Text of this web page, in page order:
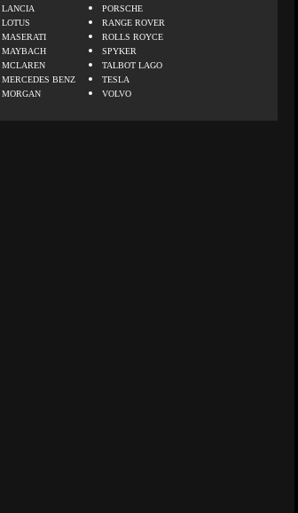
LANCIA
LOTUS
MASERATI
MAYBACH
MCLAREN
MERCEDES BENZ
MORGAN
PORSCHE
RANGE ROVER
ROLLS ROYCE
SPYKER
TALBOT LAGO
TESLA
VOLVO